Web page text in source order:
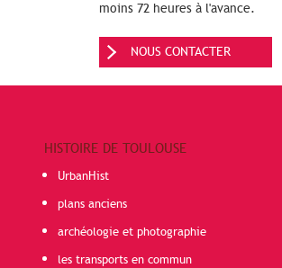
moins 72 heures à l'avance.
NOUS CONTACTER
HISTOIRE DE TOULOUSE
UrbanHist
plans anciens
archéologie et photographie
les transports en commun